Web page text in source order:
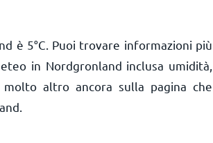
è 5°C . Puoi trovare informazioni più
in Nordgronland inclusa umidità,
altro ancora sulla pagina che